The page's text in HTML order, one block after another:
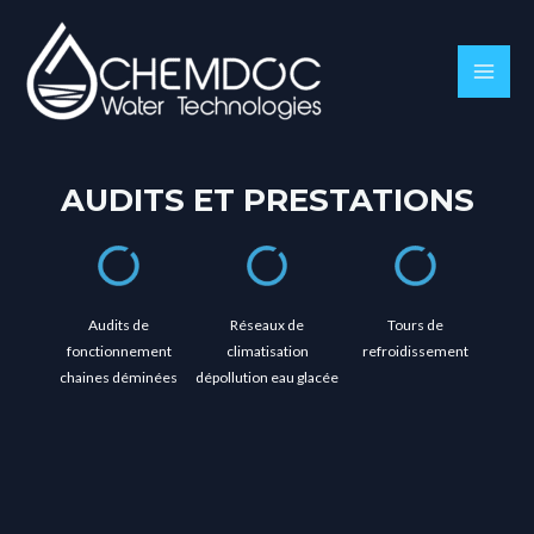
contenu
AUDITS ET PRESTATIONS
Audits de
fonctionnement
chaines déminées
Réseaux de
climatisation
dépollution eau glacée
Tours de
refroidissement